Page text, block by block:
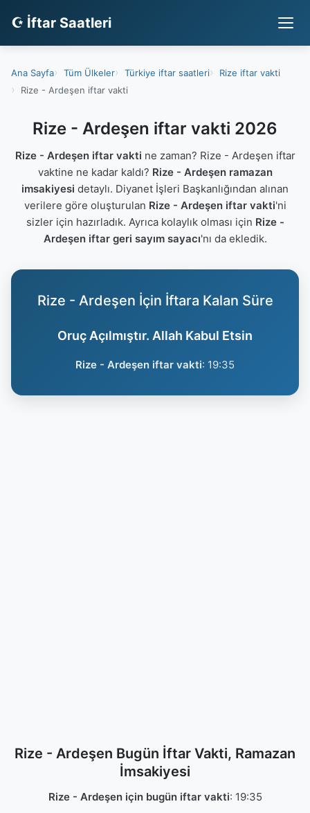
☪ İftar Saatleri
Ana Sayfa Tüm Ülkeler Türkiye iftar saatleri
Rize iftar vakti
Rize - Ardeşen iftar vakti
Rize - Ardeşen iftar vakti 2026
Rize - Ardeşen iftar vakti ne zaman? Rize - Ardeşen iftar
vaktine ne kadar kaldı? Rize - Ardeşen ramazan
imsakiyesi detaylı. Diyanet İşleri Başkanlığından alınan
verilere göre oluşturulan Rize - Ardeşen iftar vakti'ni
sizler için hazırladık. Ayrıca kolaylık olması için Rize -
Ardeşen iftar geri sayım sayacı'nı da ekledik.
Rize - Ardeşen İçin İftara Kalan Süre
Oruç Açılmıştır. Allah Kabul Etsin
Rize - Ardeşen iftar vakti: 19:35
Rize - Ardeşen Bugün İftar Vakti, Ramazan
İmsakiyesi
Rize - Ardeşen için bugün iftar vakti: 19:35